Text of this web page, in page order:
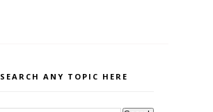
SEARCH ANY TOPIC HERE